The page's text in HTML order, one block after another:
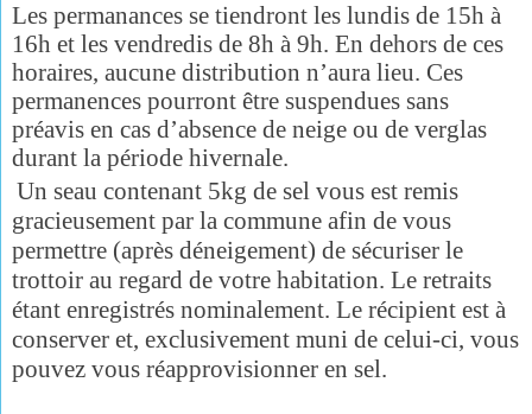
Les permanances se tiendrontles lundis de 15h à
16h et les vendredis de 8h à 9h. En dehors de ces
horaires, aucune distribution n’aura lieu. Ces
permanences pourront être suspendues sans
préavis en cas d’absence de neige ou de verglas
durant la période hivernale.
Un seau contenant 5kg de sel vous est remis
gracieusement par la commune afin de vous
permettre (après déneigement) de sécuriser le
trottoir au regard de votre habitation. Le retraits
étant enregistrés nominalement. Le récipient est à
conserver et, exclusivement muni de celui-ci, vous
pouvez vous réapprovisionner en sel.